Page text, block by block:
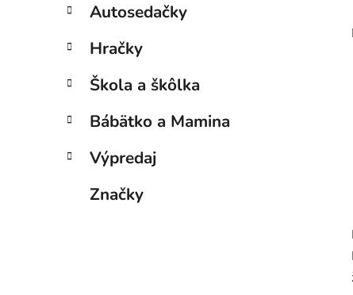
ý
a
n
e
l
ó
i
Autosedačky
Hračky
Škola a škôlka
Bábätko a Mamina
Výpredaj
Značky